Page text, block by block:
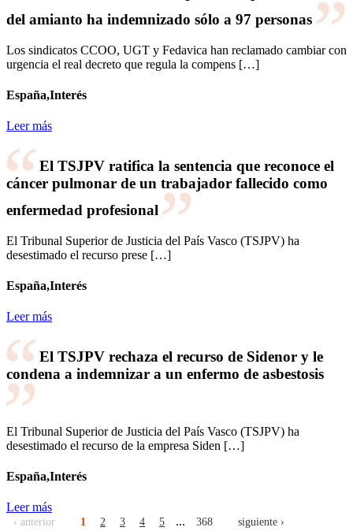
del amianto ha indemnizado sólo a 97 personas
Los sindicatos CCOO, UGT y Fedavica han reclamado cambiar con
urgencia el real decreto que regula la compens […]
España,Interés
Leer más
El TSJPV ratifica la sentencia que reconoce el
cáncer pulmonar de un trabajador fallecido como
enfermedad profesional
El Tribunal Superior de Justicia del País Vasco (TSJPV) ha
desestimado el recurso prese […]
España,Interés
Leer más
El TSJPV rechaza el recurso de Sidenor y le
condena a indemnizar a un enfermo de asbestosis
El Tribunal Superior de Justicia del País Vasco (TSJPV) ha
desestimado el recurso de la empresa Siden […]
España,Interés
Leer más
‹ anterior 1 2 3 4 5 ... 368 siguiente ›